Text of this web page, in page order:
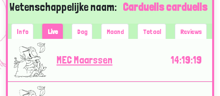
Wetenschappelijke naam: Carduelis carduelis
Info Live Dag Maand Totaal Reviews
MEC Maarssen 14:19:19